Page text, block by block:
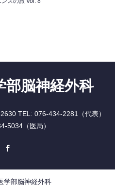
部脳神経外科
TEL: 076-434-2281（代表）
5034（医局）
学部脳神経外科